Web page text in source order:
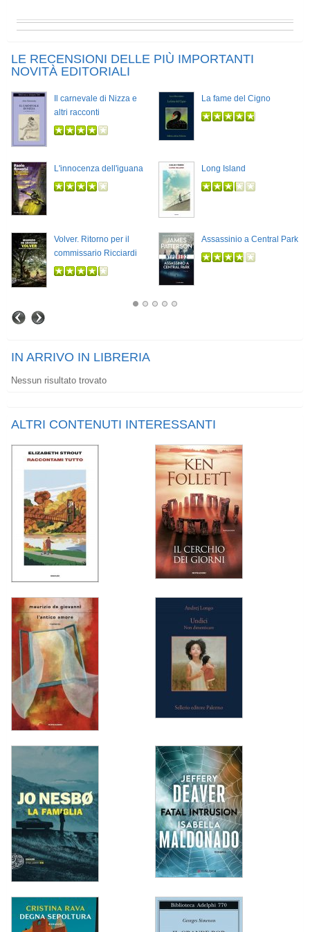
LE RECENSIONI DELLE PIÙ IMPORTANTI
NOVITÀ EDITORIALI
Il carnevale di Nizza e
altri racconti
La fame del Cigno
L'innocenza dell'iguana Long Island
Volver. Ritorno per il
commissario Ricciardi
Assassinio a Central Park
IN ARRIVO IN LIBRERIA
Nessun risultato trovato
ALTRI CONTENUTI INTERESSANTI